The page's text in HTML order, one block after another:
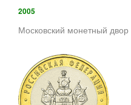
2005
Московский монетный двор